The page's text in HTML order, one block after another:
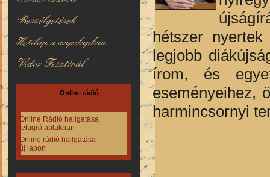
Beszélgetések
Hetilap a napilapban
Vidor Fesztivál
Online rádió
Online Rádió hallgatása
felugró ablakban
Online rádió hallgatása
új lapon
hétszer
legjobb
írom, és
eseményeihez,
harmincsornyi